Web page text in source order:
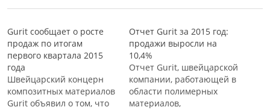
Gurit сообщает о росте
продаж по итогам
первого квартала 2015
года
Швейцарский концерн
композитных материалов
Gurit объявил о том, что
Отчет Gurit за 2015 год:
продажи выросли на
10,4%
Отчет Gurit, швейцарской
компании, работающей в
области полимерных
материалов,